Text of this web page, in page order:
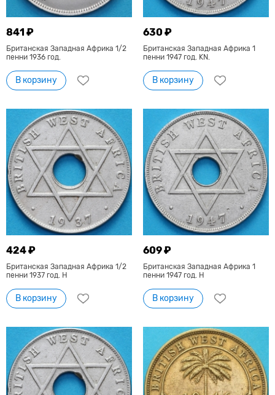
841 ₽
Британская Западная Африка 1/2
пенни 1936 год.
В корзину
630 ₽
Британская Западная Африка 1
пенни 1947 год. KN.
В корзину
424 ₽
Британская Западная Африка 1/2
пенни 1937 год. Н
В корзину
609 ₽
Британская Западная Африка 1
пенни 1947 год. H
В корзину